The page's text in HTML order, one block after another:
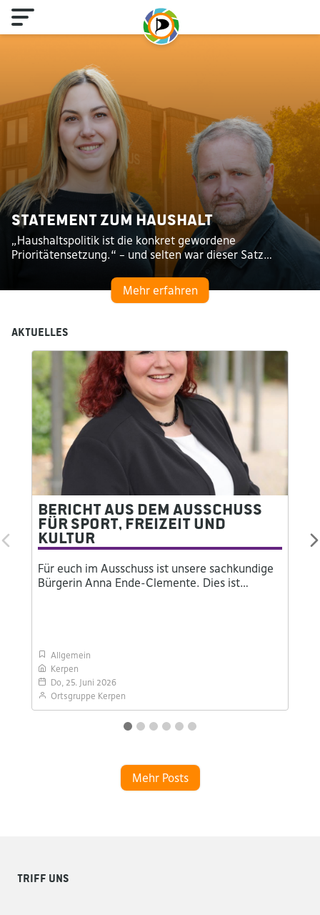
Statement zum Haushalt
„Haushaltspolitik ist die konkret gewordene
Prioritätensetzung.“ – und selten war dieser Satz…
Mehr erfahren
Aktuelles
Bericht aus dem Ausschuss
für Sport, Freizeit und
Kultur
Für euch im Ausschuss ist unsere sachkundige
Bürgerin Anna Ende-Clemente. Dies ist…
Allgemein
Kerpen
Do, 25. Juni 2026
Ortsgruppe Kerpen
Mehr Posts
Triff uns